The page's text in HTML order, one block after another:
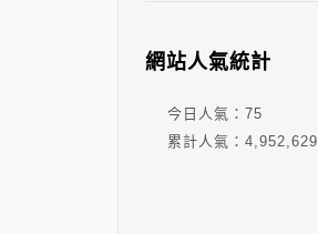
網站人氣統計
今日人氣： 75
累計人氣： 4,952,629